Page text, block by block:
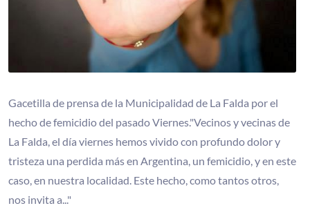
Gacetilla de prensa de la Municipalidad de La Falda por el
hecho de femicidio del pasado Viernes."Vecinos y vecinas de
La Falda, el día viernes hemos vivido con profundo dolor y
tristeza una perdida más en Argentina, un femicidio, y en este
caso, en nuestra localidad. Este hecho, como tantos otros,
nos invita a..."